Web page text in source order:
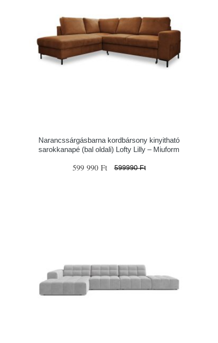
Narancssárgásbarna kordbársony kinyitható
sarokkanapé (bal oldali) Lofty Lilly – Miuform
599 990 Ft 599990 Ft